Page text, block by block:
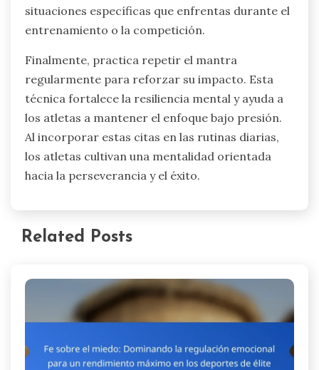
situaciones específicas que enfrentas durante el
entrenamiento o la competición.
Finalmente, practica repetir el mantra
regularmente para reforzar su impacto. Esta
técnica fortalece la resiliencia mental y ayuda a
los atletas a mantener el enfoque bajo presión.
Al incorporar estas citas en las rutinas diarias,
los atletas cultivan una mentalidad orientada
hacia la perseverancia y el éxito.
Related Posts